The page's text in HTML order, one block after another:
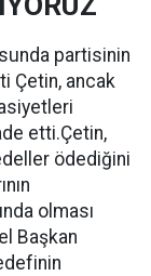
partisinin
Çetin, ancak
etti.Çetin,
ödediğini
olması
Başkan